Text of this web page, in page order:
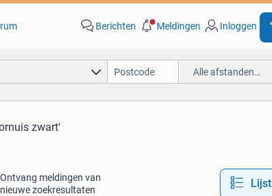
Berichten Meldingen Inloggen
Alle afstanden…
zwart'
Ontvang meldingen van
nieuwe zoekresultaten
Lijst